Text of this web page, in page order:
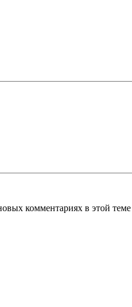
комментариях в этой теме